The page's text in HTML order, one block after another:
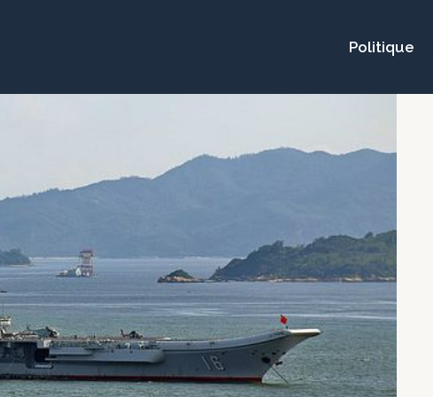
Politique